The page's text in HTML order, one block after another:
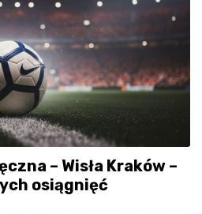
– Wisła Kraków –
osiągnięć